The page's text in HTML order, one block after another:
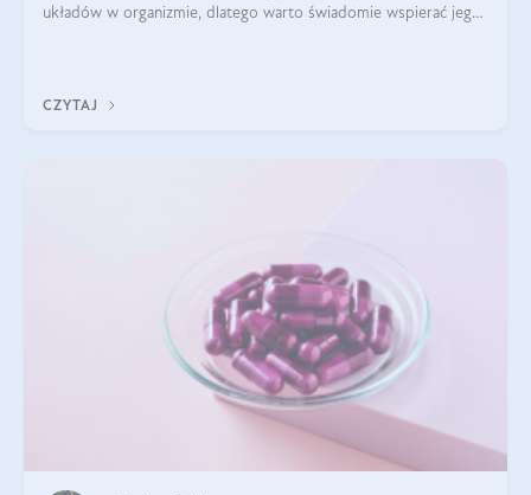
układów w organizmie, dlatego warto świadomie wspierać jego
CZYTAJ